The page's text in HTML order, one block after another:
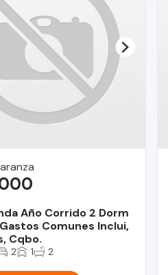
Año Corrido 2 Dorm
Comunes Inclui,
Cqbo.
2 1 2